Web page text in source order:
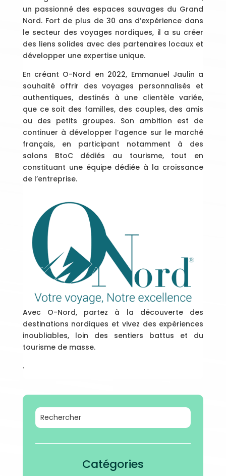
un passionné des espaces sauvages du Grand
Nord. Fort de plus de 30 ans d’expérience dans
le secteur des voyages nordiques, il a su créer
des liens solides avec des partenaires locaux et
développer une expertise unique.
En créant O-Nord en 2022, Emmanuel Jaulin a
souhaité offrir des voyages personnalisés et
authentiques, destinés à une clientèle variée,
que ce soit des familles, des couples, des amis
ou des petits groupes. Son ambition est de
continuer à développer l’agence sur le marché
français, en participant notamment à des
salons BtoC dédiés au tourisme, tout en
constituant une équipe dédiée à la croissance
de l’entreprise.
Avec O-Nord, partez à la découverte des
destinations nordiques et vivez des expériences
inoubliables, loin des sentiers battus et du
tourisme de masse.
.
Catégories